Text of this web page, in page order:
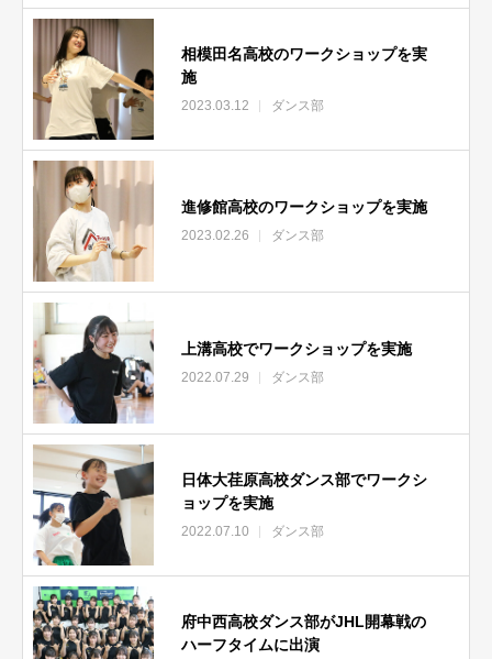
相模田名高校のワークショップを実
施
2023.03.12 ダンス部
進修館高校のワークショップを実施
2023.02.26 ダンス部
上溝高校でワークショップを実施
2022.07.29 ダンス部
日体大荏原高校ダンス部でワークシ
ョップを実施
2022.07.10 ダンス部
府中西高校ダンス部がJHL開幕戦の
ハーフタイムに出演